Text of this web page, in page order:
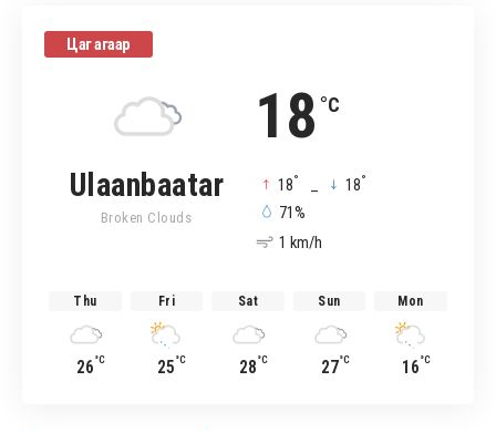
Цаг агаар
18 °C
Ulaanbaatar
Broken Clouds
18° 18°
71%
1 km/h
Thu
26°C
Fri
25°C
Sat
28°C
Sun
27°C
Mon
16°C